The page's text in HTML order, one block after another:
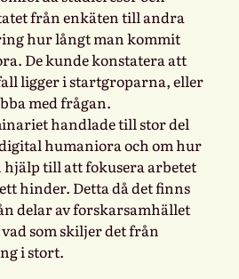
från enkäten till andra
hur långt man kommit
De kunde konstatera att
ligger i startgroparna, eller
med frågan.
handlade till stor del
humaniora och om hur
hjälp till att fokusera arbetet
hinder. Detta då det finns
delar av forskarsamhället
som skiljer det från
i stort.